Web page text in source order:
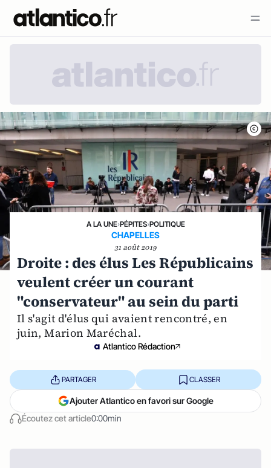
A LA UNE›PÉPITES›POLITIQUE
CHAPELLES
31 août 2019
Droite : des élus Les Républicains
veulent créer un courant
"conservateur" au sein du parti
Il s'agit d'élus qui avaient rencontré, en
juin, Marion Maréchal.
Atlantico Rédaction
Écoutez cet article0:00min
PARTAGER CLASSER
Ajouter Atlantico en favori sur Google